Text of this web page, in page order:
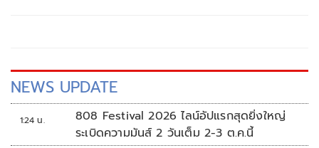
NEWS UPDATE
1:24 น.
808 Festival 2026 ไลน์อัปแรกสุดยิ่งใหญ่
ระเบิดความมันส์ 2 วันเต็ม 2-3 ต.ค.นี้